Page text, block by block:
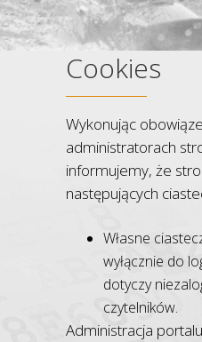
Cookies
Wykonując
administratorach
informujemy, że
następujących
Własne
wyłącznie do
dotyczy
czytelników.
Administracja